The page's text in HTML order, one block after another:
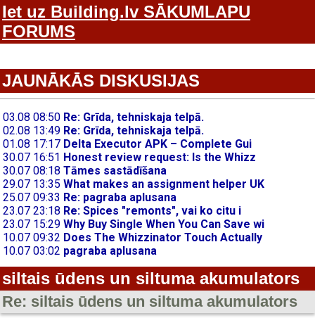
Iet uz Building.lv SĀKUMLAPU
FORUMS
JAUNĀKĀS DISKUSIJAS
siltais ūdens un siltuma akumulators
Re: siltais ūdens un siltuma akumulators